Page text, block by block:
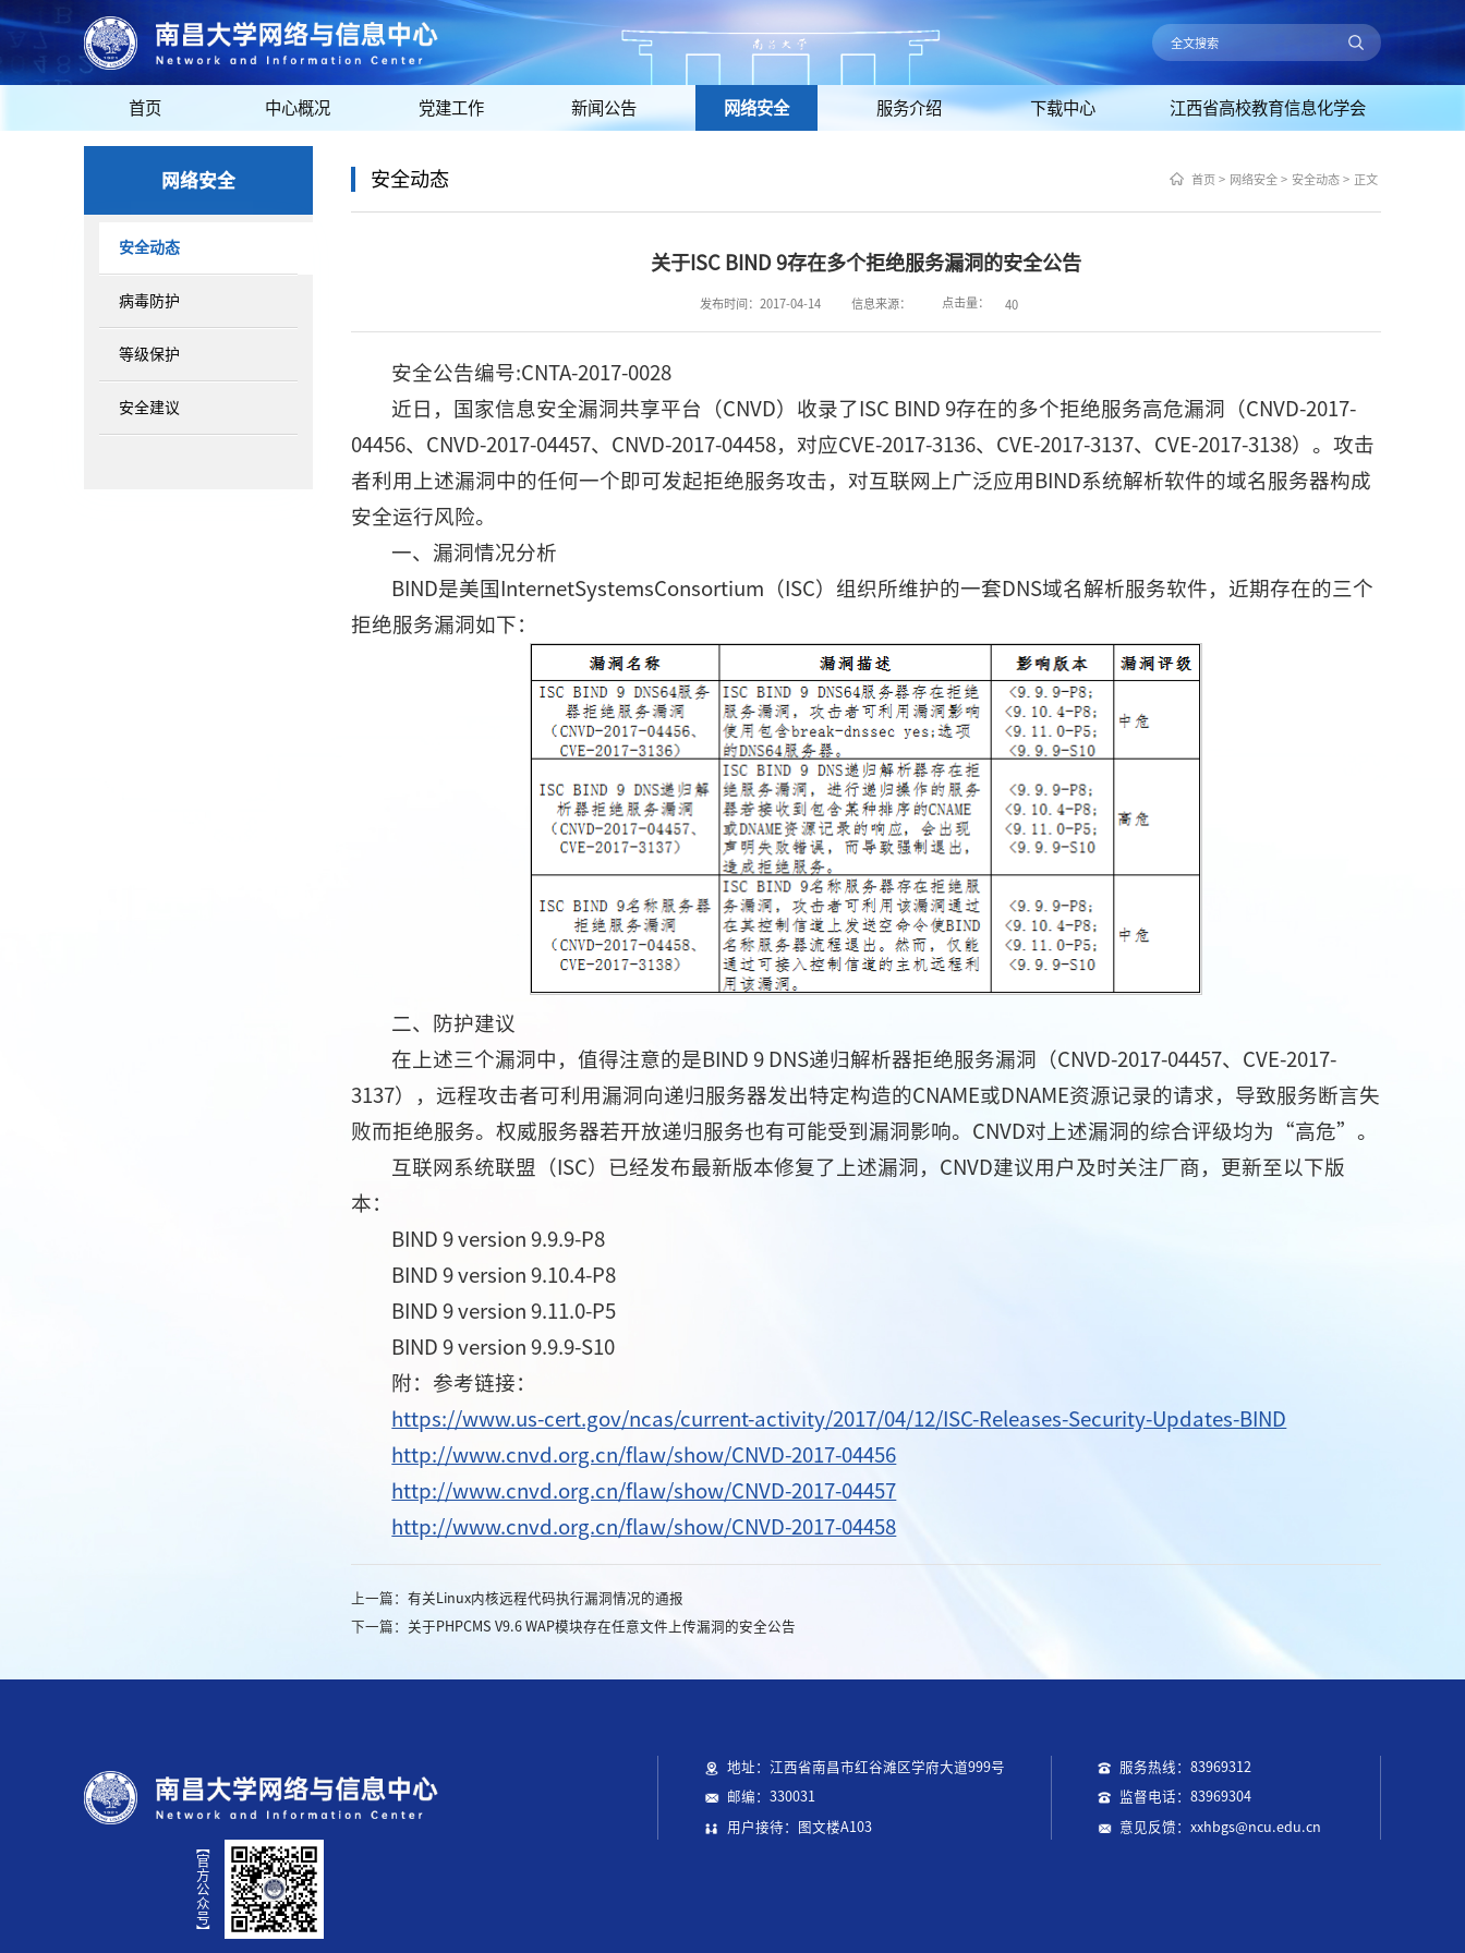
首页 中心概况 党建工作 新闻公告 网络安全 服务介绍 下载中心 江西省高校教育信息化学会
网络安全
安全动态
病毒防护
等级保护
安全建议
安全动态 首页 > 网络安全 > 安全动态 > 正文
关于ISC BIND 9存在多个拒绝服务漏洞的安全公告
发布时间：2017-04-14 信息来源： 点击量： 40
安全公告编号:CNTA-2017-0028
近日，国家信息安全漏洞共享平台（CNVD）收录了ISC BIND 9存在的多个拒绝服务高危漏洞（CNVD-2017-
04456、CNVD-2017-04457、CNVD-2017-04458，对应CVE-2017-3136、CVE-2017-3137、CVE-2017-3138）。攻击
者利用上述漏洞中的任何一个即可发起拒绝服务攻击，对互联网上广泛应用BIND系统解析软件的域名服务器构成
安全运行风险。
一、漏洞情况分析
BIND是美国InternetSystemsConsortium（ISC）组织所维护的一套DNS域名解析服务软件，近期存在的三个
拒绝服务漏洞如下：
二、防护建议
在上述三个漏洞中，值得注意的是BIND 9 DNS递归解析器拒绝服务漏洞（CNVD-2017-04457、CVE-2017-
3137），远程攻击者可利用漏洞向递归服务器发出特定构造的CNAME或DNAME资源记录的请求，导致服务断言失
败而拒绝服务。权威服务器若开放递归服务也有可能受到漏洞影响。CNVD对上述漏洞的综合评级均为“高危”。
互联网系统联盟（ISC）已经发布最新版本修复了上述漏洞，CNVD建议用户及时关注厂商，更新至以下版
本：
BIND 9 version 9.9.9-P8
BIND 9 version 9.10.4-P8
BIND 9 version 9.11.0-P5
BIND 9 version 9.9.9-S10
附：参考链接：
https://www.us-cert.gov/ncas/current-activity/2017/04/12/ISC-Releases-Security-Updates-BIND
http://www.cnvd.org.cn/flaw/show/CNVD-2017-04456
http://www.cnvd.org.cn/flaw/show/CNVD-2017-04457
http://www.cnvd.org.cn/flaw/show/CNVD-2017-04458
上一篇： 有关Linux内核远程代码执行漏洞情况的通报
下一篇： 关于PHPCMS V9.6 WAP模块存在任意文件上传漏洞的安全公告
地址：江西省南昌市红谷滩区学府大道999号
邮编：330031
用户接待：图文楼A103
服务热线：83969312
监督电话：83969304
意见反馈：xxhbgs@ncu.edu.cn
【官方公众号】